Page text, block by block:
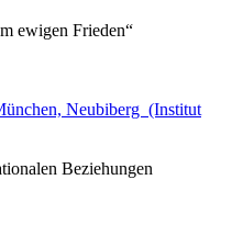
ewigen Frieden“
Neubiberg (Institut
Beziehungen